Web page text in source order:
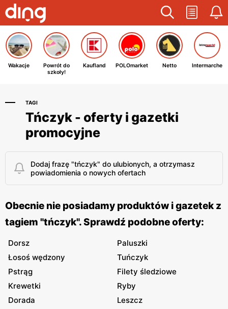
Wakacje
Powrót do
szkoły!
Kaufland POLOmarket Netto Intermarche
TAGI
Tńczyk - oferty i gazetki
promocyjne
Dodaj frazę "tńczyk" do ulubionych, a otrzymasz
powiadomienia o nowych ofertach
Obecnie nie posiadamy produktów i gazetek z
tagiem "tńczyk". Sprawdź podobne oferty:
Dorsz
Paluszki
Łosoś wędzony
Tuńczyk
Pstrąg
Filety śledziowe
Krewetki
Ryby
Dorada
Leszcz